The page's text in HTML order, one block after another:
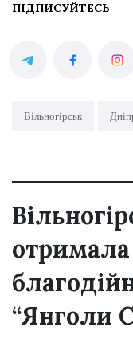
ПІДПИСУЙТЕСЬ
Вільногірськ
“Янголи